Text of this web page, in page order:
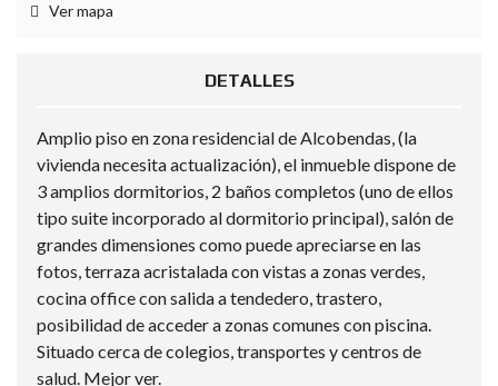
Ver mapa
DETALLES
Amplio piso en zona residencial de Alcobendas, (la
vivienda necesita actualización), el inmueble dispone de
3 amplios dormitorios, 2 baños completos (uno de ellos
tipo suite incorporado al dormitorio principal), salón de
grandes dimensiones como puede apreciarse en las
fotos, terraza acristalada con vistas a zonas verdes,
cocina office con salida a tendedero, trastero,
posibilidad de acceder a zonas comunes con piscina.
Situado cerca de colegios, transportes y centros de
salud. Mejor ver.